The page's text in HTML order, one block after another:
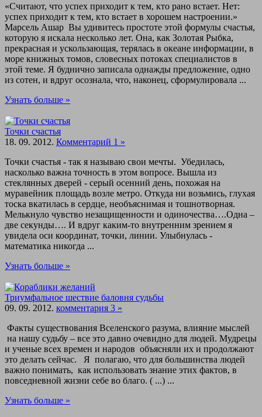
«Считают, что успех приходит к тем, кто рано встает. Нет:
успех приходит к тем, кто встает в хорошем настроении.»
Марсель Ашар Вы удивитесь простоте этой формулы счастья,
которую я искала несколько лет. Она, как Золотая Рыбка,
прекрасная и ускользающая, терялась в океане информации, в
море книжных томов, словесных потоках специалистов в
этой теме. Я буднично записала однажды предложение, одно
из сотен, и вдруг осознала, что, наконец, сформулировала ...
Узнать больше »
Точки счастья
18. 09. 2012. Комментарий 1 »
Точки счастья - так я называю свои мечты. Убедилась,
насколько важна точность в этом вопросе. Вышла из
стеклянных дверей - серый осенний день, похожая на
муравейник площадь возле метро. Откуда ни возьмись, глухая
тоска вкатилась в сердце, необъяснимая и тошнотворная.
Мелькнуло чувство незащищенности и одиночества….Одна –
две секунды…. И вдруг каким-то внутренним зрением я
увидела оси координат, точки, линии. Улыбнулась -
математика никогда ...
Узнать больше »
Триумфальное шествие баловня судьбы
09. 09. 2012. комментария 3 »
Факты существования Вселенского разума, влияние мыслей
на нашу судьбу – все это давно очевидно для людей. Мудрецы
и ученые всех времен и народов объясняли их и продолжают
это делать сейчас. Я полагаю, что для большинства людей
важно понимать, как использовать знание этих фактов, в
повседневной жизни себе во благо. ( ...) ...
Узнать больше »